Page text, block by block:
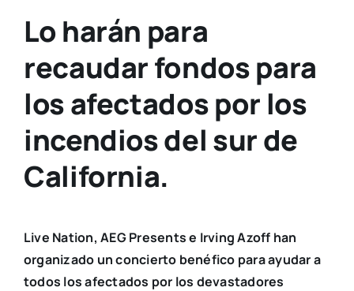
Lo harán para
recaudar fondos para
los afectados por los
incendios del sur de
California.
Live Nation, AEG Presents e Irving Azoff han
organizado un concierto benéfico para ayudar a
todos los afectados por los devastadores